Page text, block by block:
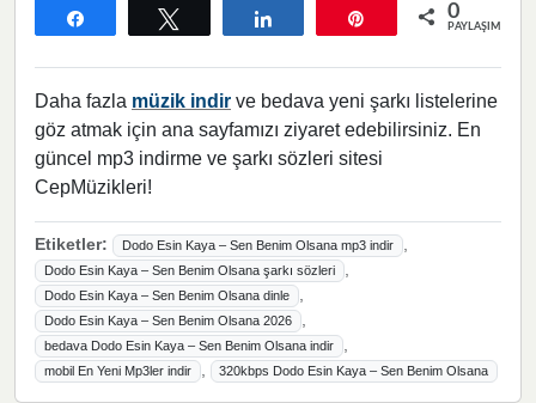
0
PAYLAŞIMLAR
Daha fazla müzik indir ve bedava yeni şarkı listelerine
göz atmak için ana sayfamızı ziyaret edebilirsiniz. En
güncel mp3 indirme ve şarkı sözleri sitesi
CepMüzikleri!
Etiketler: Dodo Esin Kaya – Sen Benim Olsana mp3 indir ,
Dodo Esin Kaya – Sen Benim Olsana şarkı sözleri ,
Dodo Esin Kaya – Sen Benim Olsana dinle ,
Dodo Esin Kaya – Sen Benim Olsana 2026 ,
bedava Dodo Esin Kaya – Sen Benim Olsana indir ,
mobil En Yeni Mp3ler indir , 320kbps Dodo Esin Kaya – Sen Benim Olsana